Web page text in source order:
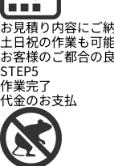
お見積り内容にご
土日祝の作業も可能
お客様のご都合の
STEP5
作業完了
代金のお支払